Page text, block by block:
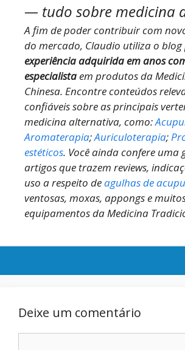
— tudo sobre medicina
A fim de poder contribuir com
do mercado, Claudio utiliza o
experiência adquirida em anos
especialistaem produtos da
Chinesa. Encontre conteúdos
confiáveis sobre as principais
medicina alternativa, como:
Aromaterapia;Auriculoterapia;
estéticos. Você ainda confere uma
artigos que trazem reviews,
uso a respeito deagulhas de
ventosas, moxas, appongs e
equipamentos da Medicina
Deixe um comentário